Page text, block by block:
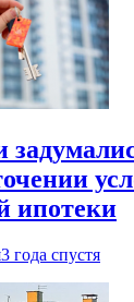
ипотеки
3 года спустя